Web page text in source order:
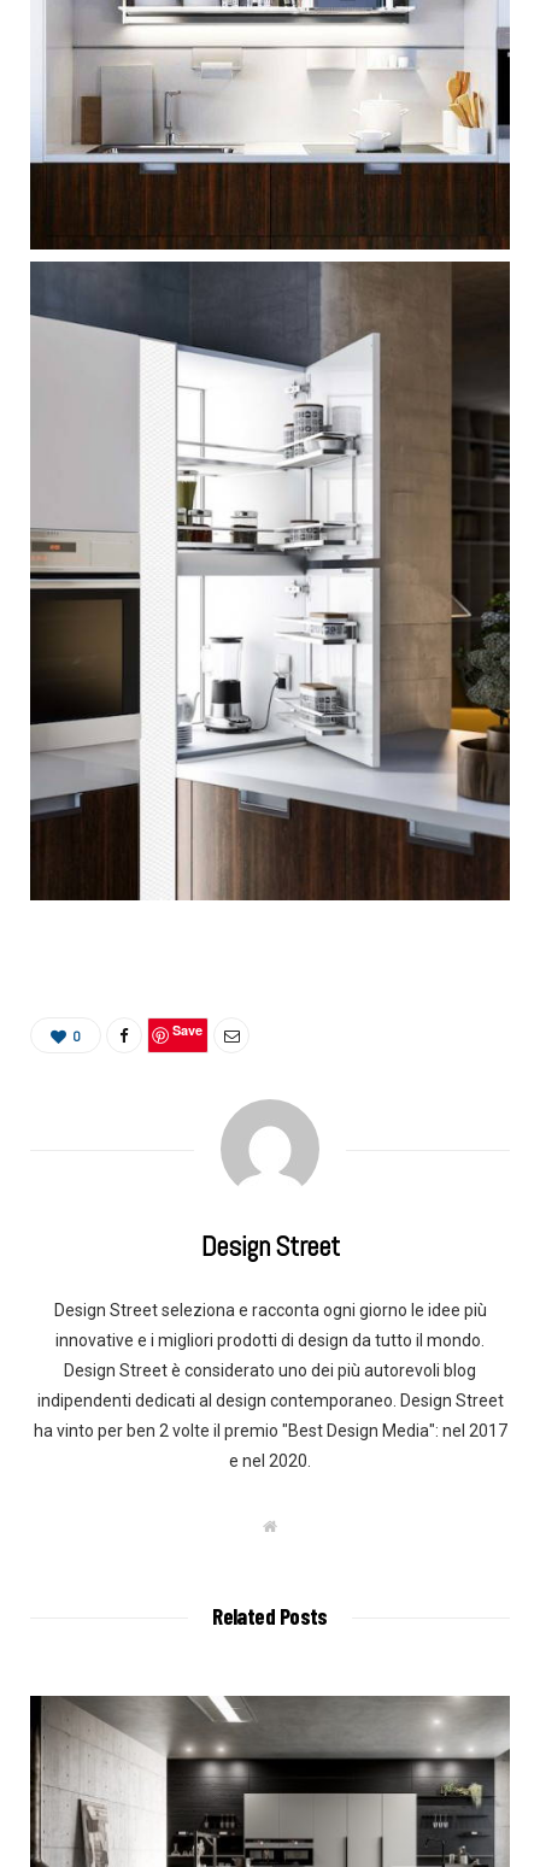
0 Save
Design Street
Design Street seleziona e racconta ogni giorno le idee più
innovative e i migliori prodotti di design da tutto il mondo.
Design Street è considerato uno dei più autorevoli blog
indipendenti dedicati al design contemporaneo. Design Street
ha vinto per ben 2 volte il premio "Best Design Media": nel 2017
e nel 2020.
W
Related Posts